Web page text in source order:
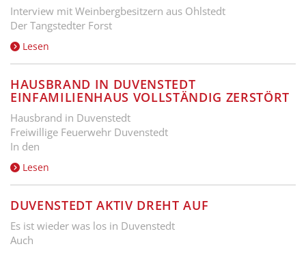
Interview mit Weinbergbesitzern aus Ohlstedt
Der Tangstedter Forst
Lesen
HAUSBRAND IN DUVENSTEDT
EINFAMILIENHAUS VOLLSTÄNDIG ZERSTÖRT
Hausbrand in Duvenstedt
Freiwillige Feuerwehr Duvenstedt
In den
Lesen
DUVENSTEDT AKTIV DREHT AUF
Es ist wieder was los in Duvenstedt
Auch